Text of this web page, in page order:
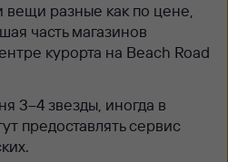
разные как по цене,
часть магазинов
курорта на Beach Road
3–4 звезды, иногда в
предоставлять сервис